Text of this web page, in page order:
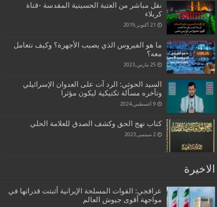
نقل مباشر من العتبة الحسينية المقدسة -قناة
كربلاء
21 أكتوبر,2019
ما هو الفيروس الذي يصيب الأجهزة؟ وكيف نتعامل
معه؟
25 مارس,2023
السيد الحوثي: الرد آت على العدوان الإسرائيلي
وتأخره مسألة تكتيكية ليكون مؤثرا
9 أغسطس,2024
كتاب نهج الحق وكشف الصدق للعلامة الحلي
2 سبتمبر,2023
الاخيرة
عراقجي: القوات المسلحة الإيرانية أثبتت قدراتها في
مواجهة أقوى جيوش العالم